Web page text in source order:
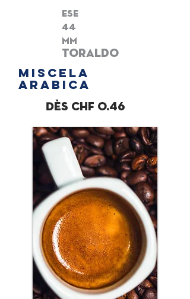
toraldo
ese
44
mm
miscela
ARABICA
Dès chf 0.46